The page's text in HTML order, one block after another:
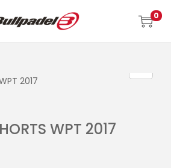
0
WPT 2017